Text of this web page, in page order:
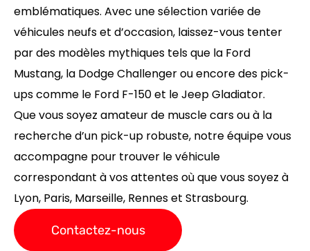
emblématiques. Avec une sélection variée de
véhicules neufs et d’occasion, laissez-vous tenter
par des modèles mythiques tels que la Ford
Mustang, la Dodge Challenger ou encore des pick-
ups comme le Ford F-150 et le Jeep Gladiator.
Que vous soyez amateur de muscle cars ou à la
recherche d’un pick-up robuste, notre équipe vous
accompagne pour trouver le véhicule
correspondant à vos attentes où que vous soyez à
Lyon, Paris, Marseille, Rennes et Strasbourg.
Contactez-nous